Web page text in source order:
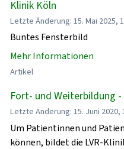
Klinik Köln
Letzte Änderung: 15. Mai 2025,
Buntes Fensterbild
Mehr Informationen
Artikel
Fort- und Weiterbildung -
Letzte Änderung: 15. Juni 2020,
Um Patientinnen und
können, bildet die LVR-